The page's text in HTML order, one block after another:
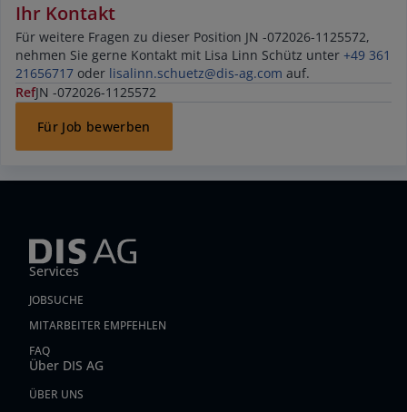
Ihr Kontakt
Für weitere Fragen zu dieser Position JN -072026-1125572,
nehmen Sie gerne Kontakt mit Lisa Linn Schütz unter +49 361
21656717 oder lisalinn.schuetz@dis-ag.com auf.
RefJN -072026-1125572
Für Job bewerben
Services
JOBSUCHE
MITARBEITER EMPFEHLEN
FAQ
Über DIS AG
ÜBER UNS